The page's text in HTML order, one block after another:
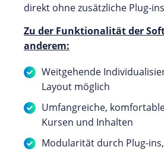
direkt ohne zusätzliche Plug-
Zu der Funktionalität der
anderem:
Weitgehende
Layout möglich
Umfangreiche,
Kursen und Inhalten
Modularität durch Plug-